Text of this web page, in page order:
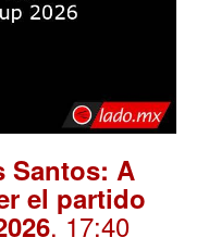
Santos: A
el partido
. 17:40